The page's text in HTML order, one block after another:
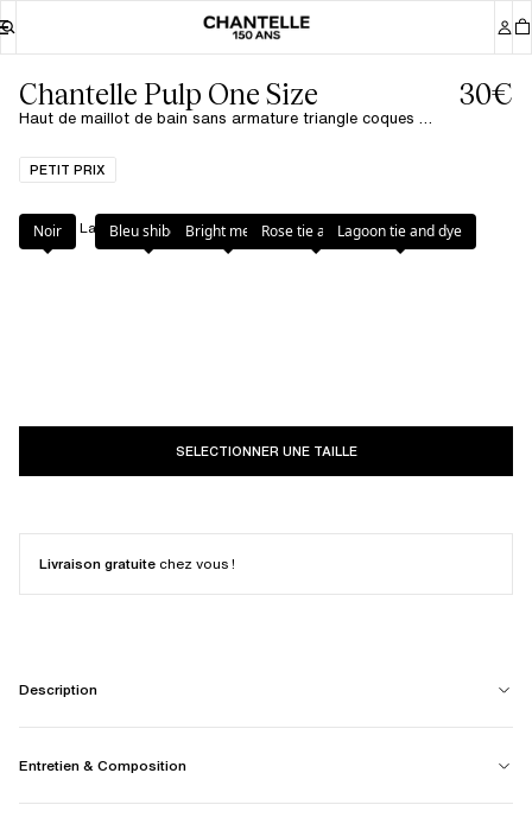
Chantelle Pulp One Size
Haut de maillot de bain sans armature triangle coques amovibles - Lagoon tie and dye
30€
PETIT PRIX
Couleur Lagoon tie and dye
Noir Bleu shiboriBright melonRose tie and dyeLagoon tie and dye
SELECTIONNER UNE TAILLE
Livraison gratuite chez vous !
Description
Entretien & Composition